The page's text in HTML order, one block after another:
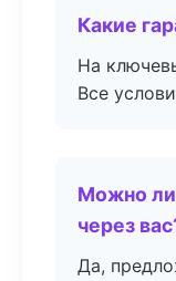
Какие
На
Все
Можно ли
через
Да,